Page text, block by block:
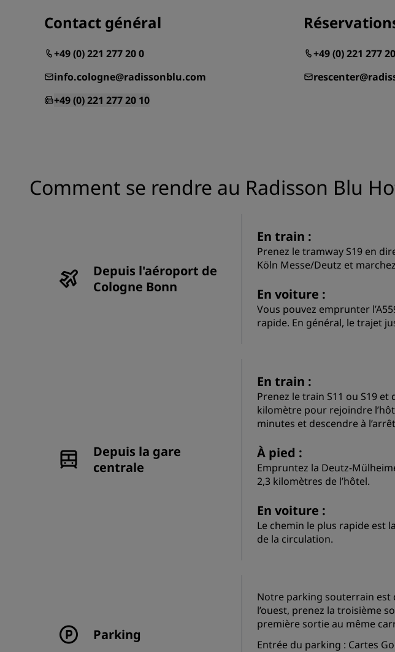
Contact général
+49 (0) 221 277 20 0
info.cologne@radissonblu.com
+49 (0) 221 277 20 10
+49 (0) 221 277
Comment se rendre au Radisson Blu
Depuis l'aéroport de
Cologne Bonn
En train :
Prenez le tramway S19 en
Köln Messe/Deutz et
En voiture :
Vous pouvez emprunter
rapide. En général, le trajet
Depuis la gare
centrale
En train :
Prenez le train S11 ou S19
kilomètre pour rejoindre
minutes et descendre à
À pied :
Empruntez la Deutz-
2,3 kilomètres de l’hôtel.
En voiture :
Le chemin le plus rapide est
de la circulation.
Parking
Notre parking souterrain est
l’ouest, prenez la troisième
première sortie au même
Entrée du parking : Cartes